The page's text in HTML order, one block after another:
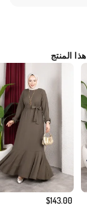
المنتج
$143.00